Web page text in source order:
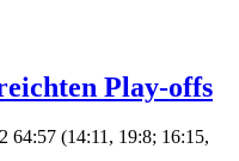
Play-offs
64:57 (14:11, 19:8; 16:15,